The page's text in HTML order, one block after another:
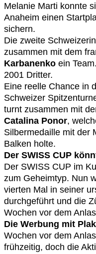
Melanie Marti konnte
Anaheim einen
sichern.
Die zweite
zusammen mit dem
Karbanenko ein
2001 Dritter.
Eine reelle Chance in
Schweizer
turnt zusammen mit
Catalina Ponor,
Silbermedaille mit der
Balken holte.
Der SWISS CUP
Der SWISS CUP im
zum Geheimtyp. Nun
vierten Mal in seiner
durchgeführt und die
Wochen vor dem
Die Werbung mit
Wochen vor dem
frühzeitig, doch die